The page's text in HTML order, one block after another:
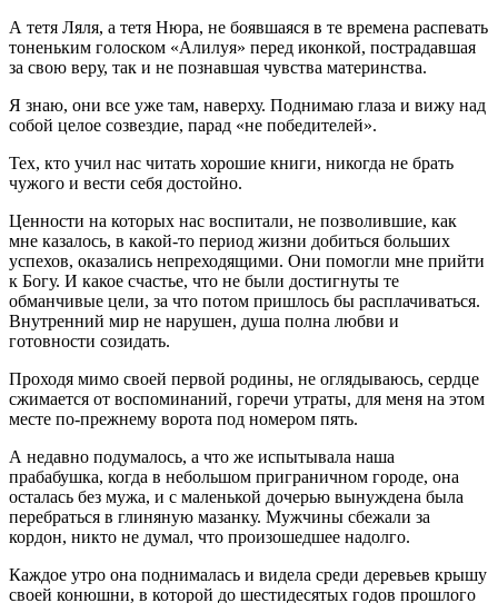
А тетя Ляля, а тетя Нюра, не боявшаяся в те времена распевать
тоненьким голоском «Алилуя» перед иконкой, пострадавшая
за свою веру, так и не познавшая чувства материнства.
Я знаю, они все уже там, наверху. Поднимаю глаза и вижу над
собой целое созвездие, парад «не победителей».
Тех, кто учил нас читать хорошие книги, никогда не брать
чужого и вести себя достойно.
Ценности на которых нас воспитали, не позволившие, как
мне казалось, в какой-то период жизни добиться больших
успехов, оказались непреходящими. Они помогли мне прийти
к Богу. И какое счастье, что не были достигнуты те
обманчивые цели, за что потом пришлось бы расплачиваться.
Внутренний мир не нарушен, душа полна любви и
готовности созидать.
Проходя мимо своей первой родины, не оглядываюсь, сердце
сжимается от воспоминаний, горечи утраты, для меня на этом
месте по-прежнему ворота под номером пять.
А недавно подумалось, а что же испытывала наша
прабабушка, когда в небольшом приграничном городе, она
осталась без мужа, и с маленькой дочерью вынуждена была
перебраться в глиняную мазанку. Мужчины сбежали за
кордон, никто не думал, что произошедшее надолго.
Каждое утро она поднималась и видела среди деревьев крышу
своей конюшни, в которой до шестидесятых годов прошлого